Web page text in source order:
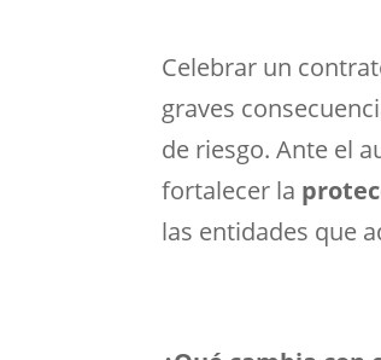
Celebrar un
graves
de riesgo. Ante el
fortalecer la
las entidades que